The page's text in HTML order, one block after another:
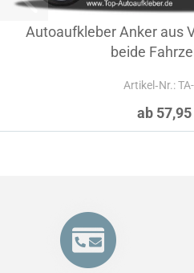
Autoaufkleber Anker aus
beide
Artikel‑Nr.:
ab 57,95